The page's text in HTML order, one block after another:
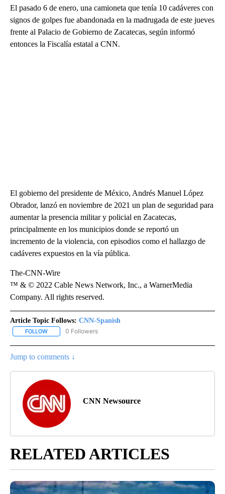
El pasado 6 de enero, una camioneta que tenía 10 cadáveres con
signos de golpes fue abandonada en la madrugada de este jueves
frente al Palacio de Gobierno de Zacatecas, según informó
entonces la Fiscalía estatal a CNN.
El gobierno del presidente de México, Andrés Manuel López
Obrador, lanzó en noviembre de 2021 un plan de seguridad para
aumentar la presencia militar y policial en Zacatecas,
principalmente en los municipios donde se reportó un
incremento de la violencia, con episodios como el hallazgo de
cadáveres expuestos en la vía pública.
The-CNN-Wire
™ & © 2022 Cable News Network, Inc., a WarnerMedia
Company. All rights reserved.
Article Topic Follows: CNN-Spanish
FOLLOW FOLLOW "CNN-SPANISH" TO RECEIVE NOTIFICATIONS ABOUT
0 Followers
Jump to comments ↓
CNN Newsource
RELATED ARTICLES